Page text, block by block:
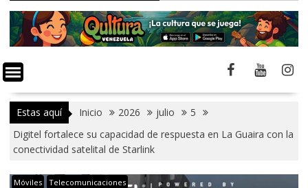
Estas aquí Inicio 2026 julio
5
Digitel fortalece su capacidad de respuesta en La Guaira con la
conectividad satelital de Starlink
Móviles Telecomunicaciones